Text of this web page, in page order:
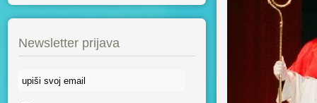
Newsletter prijava